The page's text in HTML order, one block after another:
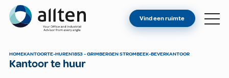
Allten
VIND EEN RUIMTE
Vind een ruimte
HOMEKANTOORTE-HUREN1853 - GRIMBERGEN STROMBEEK-BEVERKANTOOR
Kantoor te huur